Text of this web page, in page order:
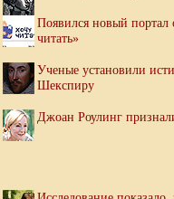
Появился новый
читать»
Ученые установили
Шекспиру
Джоан Роулинг